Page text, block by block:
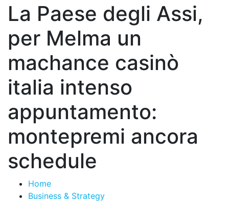
La Paese degli Assi,
per Melma un
machance casinò
italia intenso
appuntamento:
montepremi ancora
schedule
Home
Business & Strategy